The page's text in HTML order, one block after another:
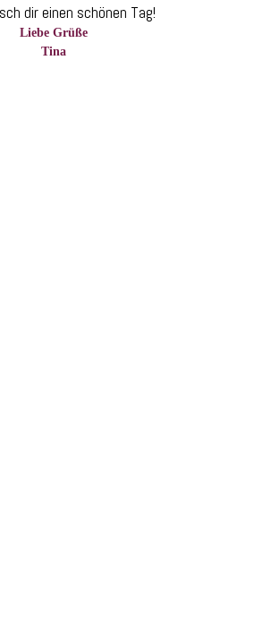
dir einen schönen Tag!
Liebe Grüße
Tina